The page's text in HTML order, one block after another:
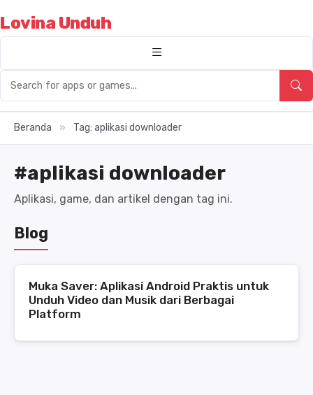
Lovina Unduh
Beranda » Tag: aplikasi downloader
#aplikasi downloader
Aplikasi, game, dan artikel dengan tag ini.
Blog
Muka Saver: Aplikasi Android Praktis untuk
Unduh Video dan Musik dari Berbagai
Platform